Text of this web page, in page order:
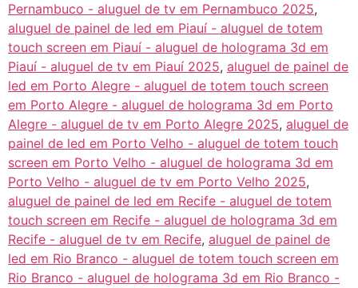
Pernambuco - aluguel de tv em Pernambuco 2025,
aluguel de painel de led em Piauí - aluguel de totem
touch screen em Piauí - aluguel de holograma 3d em
Piauí - aluguel de tv em Piauí 2025, aluguel de painel de
led em Porto Alegre - aluguel de totem touch screen
em Porto Alegre - aluguel de holograma 3d em Porto
Alegre - aluguel de tv em Porto Alegre 2025, aluguel de
painel de led em Porto Velho - aluguel de totem touch
screen em Porto Velho - aluguel de holograma 3d em
Porto Velho - aluguel de tv em Porto Velho 2025,
aluguel de painel de led em Recife - aluguel de totem
touch screen em Recife - aluguel de holograma 3d em
Recife - aluguel de tv em Recife, aluguel de painel de
led em Rio Branco - aluguel de totem touch screen em
Rio Branco - aluguel de holograma 3d em Rio Branco -